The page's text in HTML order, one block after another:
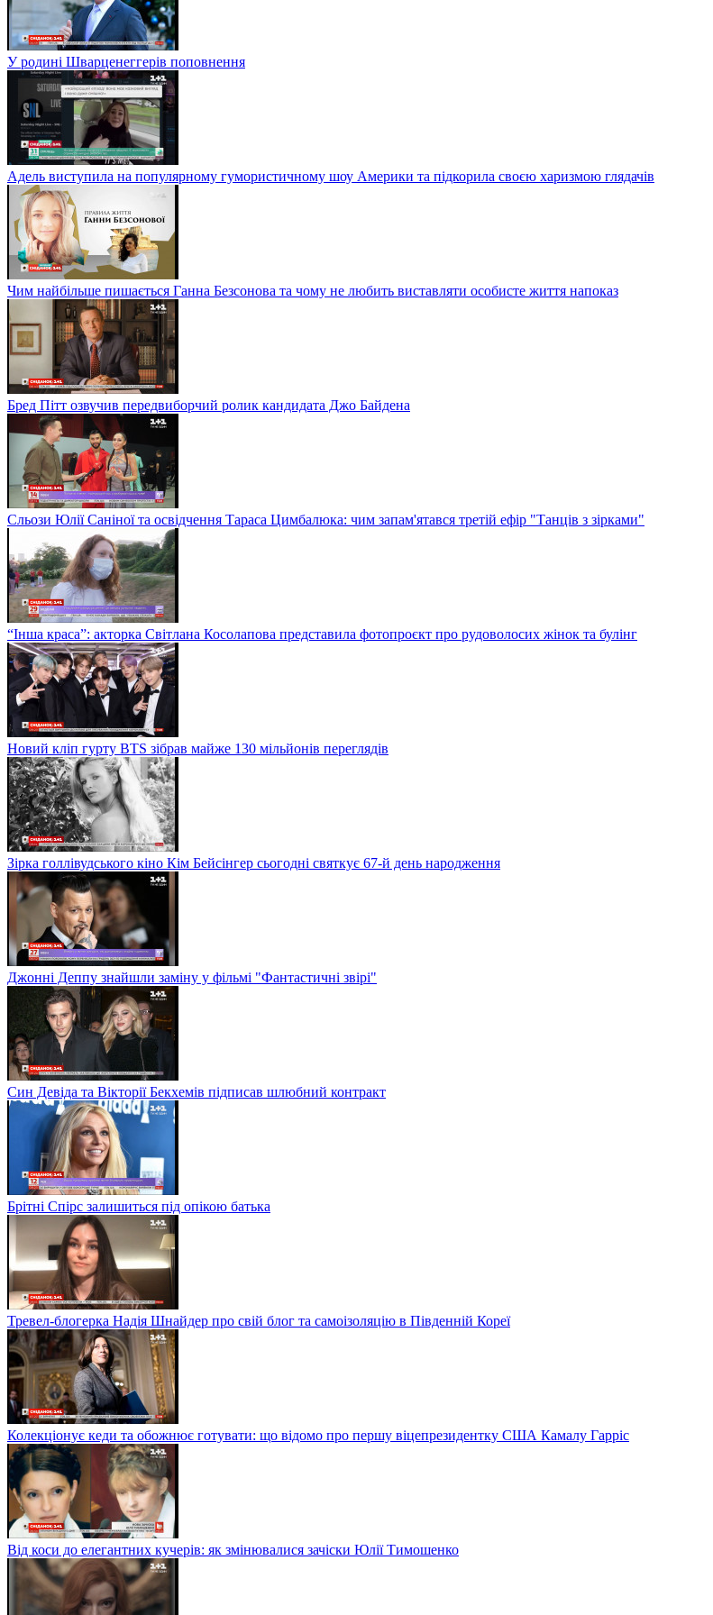
У родині Шварценеггерів поповнення
Адель виступила на популярному гумористичному шоу Америки та підкорила своєю харизмою глядачів
Чим найбільше пишається Ганна Безсонова та чому не любить виставляти особисте життя напоказ
Бред Пітт озвучив передвиборчий ролик кандидата Джо Байдена
Сльози Юлії Саніної та освідчення Тараса Цимбалюка: чим запам'ятався третій ефір "Танців з зірками"
“Інша краса”: акторка Світлана Косолапова представила фотопроєкт про рудоволосих жінок та булінг
Новий кліп гурту BTS зібрав майже 130 мільйонів переглядів
Зірка голлівудського кіно Кім Бейсінгер сьогодні святкує 67-й день народження
Джонні Деппу знайшли заміну у фільмі "Фантастичні звірі"
Син Девіда та Вікторії Бекхемів підписав шлюбний контракт
Брітні Спірс залишиться під опікою батька
Тревел-блогерка Надія Шнайдер про свій блог та самоізоляцію в Південній Кореї
Колекціонує кеди та обожнює готувати: що відомо про першу віцепрезидентку США Камалу Гарріс
Від коси до елегантних кучерів: як змінювалися зачіски Юлії Тимошенко